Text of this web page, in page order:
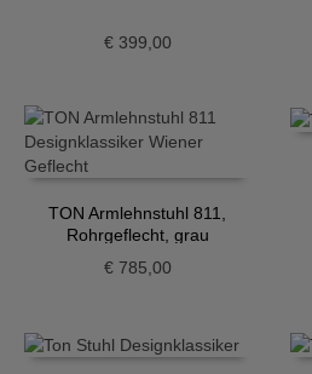
€399,00
TON Armlehnstuhl 811,
Rohrgeflecht, grau
€785,00